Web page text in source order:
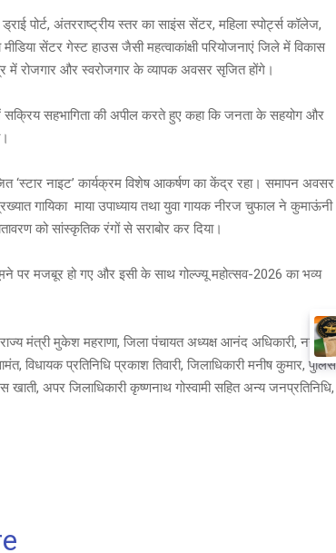
पोर्ट, अंतरराष्ट्रीय स्तर का साइंस सेंटर, महिला स्पोर्ट्स कॉलेज,
सेंटर गेस्ट हाउस जैसी महत्वाकांक्षी परियोजनाएं जिले में विकास
में रोजगार और स्वरोजगार के व्यापक अवसर सृजित होंगे।
सक्रिय सहभागिता की अपील करते हुए कहा कि जनता के सहयोग और
‘स्टार नाइट’ कार्यक्रम विशेष आकर्षण का केंद्र रहा। समापन अवसर
गायिका माया उपाध्याय तथा युवा गायक नीरज चुफाल ने कुमाऊंनी
को सांस्कृतिक रंगों से सराबोर कर दिया।
पर मजबूर हो गए और इसी के साथ गोल्ज्यू महोत्सव-2026 का भव्य
राज्य मंत्री मुकेश महराणा, जिला पंचायत अध्यक्ष आनंद अधिकारी, नगर
विधायक प्रतिनिधि प्रकाश तिवारी, जिलाधिकारी मनीष कुमार, पुलिस
अपर जिलाधिकारी कृष्णनाथ गोस्वामी सहित अन्य जनप्रतिनिधि,